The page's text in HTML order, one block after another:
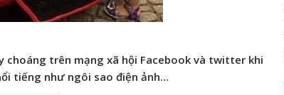
choáng trên mạng xã hội Facebook và twitter khi
tiếng như ngôi sao điện ảnh…